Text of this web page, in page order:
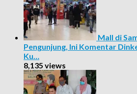
Mall di
Pengunjung, Ini Komentar
Ku…
8,135 views